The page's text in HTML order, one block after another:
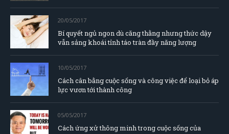
20/05/2017
Bí quyết ngủ ngon dù căng thằng nhưng thức dậy
vẫn sảng khoái tỉnh táo tràn đầy năng lượng
10/05/2017
Cách cân bằng cuộc sống và công việc để loại bỏ áp
lực vươn tới thành công
05/05/2017
Cách ứng xử thông minh trong cuộc sống của